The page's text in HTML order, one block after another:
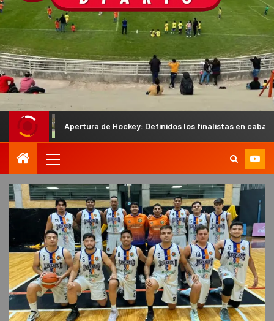
Apertura de Hockey: Definidos los finalistas en caballeros y los